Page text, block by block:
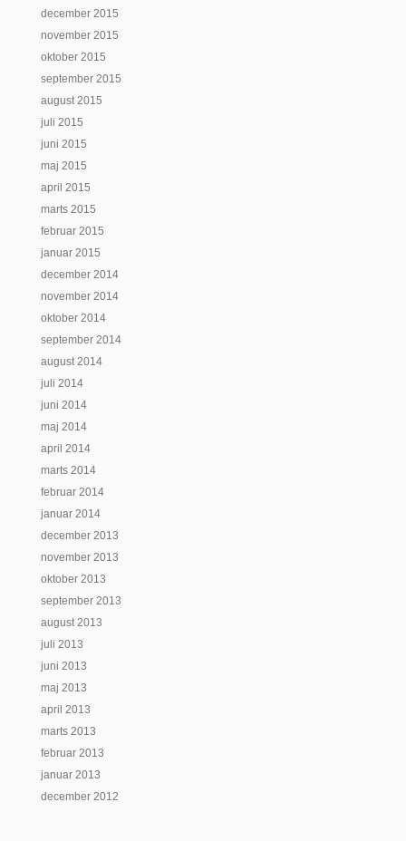
december 2015
november 2015
oktober 2015
september 2015
august 2015
juli 2015
juni 2015
maj 2015
april 2015
marts 2015
februar 2015
januar 2015
december 2014
november 2014
oktober 2014
september 2014
august 2014
juli 2014
juni 2014
maj 2014
april 2014
marts 2014
februar 2014
januar 2014
december 2013
november 2013
oktober 2013
september 2013
august 2013
juli 2013
juni 2013
maj 2013
april 2013
marts 2013
februar 2013
januar 2013
december 2012